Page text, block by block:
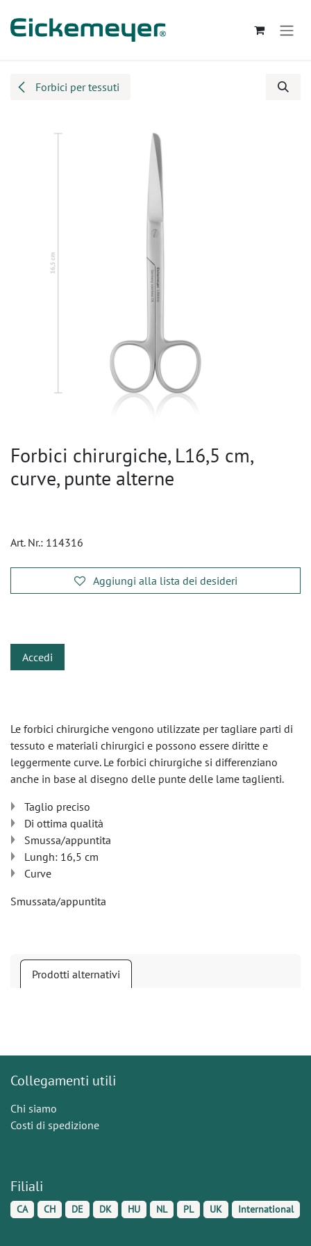
Forbici per tessuti
Forbici chirurgiche, L16,5 cm,
curve, punte alterne
Art. Nr.: 114316
Aggiungi alla lista dei desideri
Accedi
Le forbici chirurgiche vengono utilizzate per tagliare parti di
tessuto e materiali chirurgici e possono essere diritte e
leggermente curve. Le forbici chirurgiche si differenziano
anche in base al disegno delle punte delle lame taglienti.
Taglio preciso
Di ottima qualità
Smussa/appuntita
Lungh: 16,5 cm
Curve
Smussata/appuntita
Prodotti alternativi
Collegamenti utili
Chi siamo
Costi di spedizione
Filiali
CA CH DE DK HU NL PL UK International